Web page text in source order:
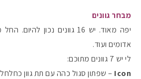
מבחר גוונים
יפה מאוד. יש 16 גוונים נכון
אדומים ועוד.
לי יש 7 גוונים מתוכם:
Icon – שפתון סגול כהה עם תת גוון